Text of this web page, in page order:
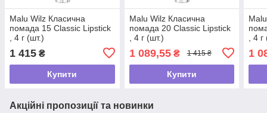
Malu Wilz Класична
помада 15 Classic Lipstick
, 4 г (шт.)
1 415 ₴
Купити
Malu Wilz Класична
помада 20 Classic Lipstick
, 4 г (шт.)
1 089,55₴ 1 415 ₴
Купити
, 4
1
Акційні пропозиції та новинки